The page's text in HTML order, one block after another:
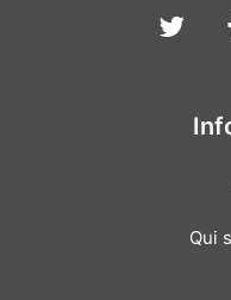
Qui